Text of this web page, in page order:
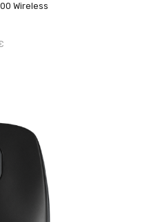
Wireless